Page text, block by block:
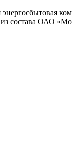
из состава ОАО